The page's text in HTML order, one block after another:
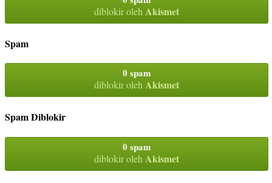
diblokir oleh Akismet
Spam
0 spam
diblokir olehAkismet
Spam Diblokir
0 spam
diblokir oleh Akismet